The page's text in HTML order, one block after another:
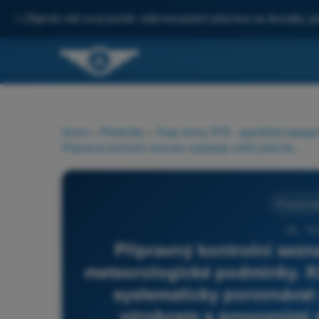
Objevte náš nový portál: vaše kompletní příprava na zkoušky,
Home Předměty Testy drony STS - specifická
Přípravný kontrolní
meteorologické podmínky.
systematicky